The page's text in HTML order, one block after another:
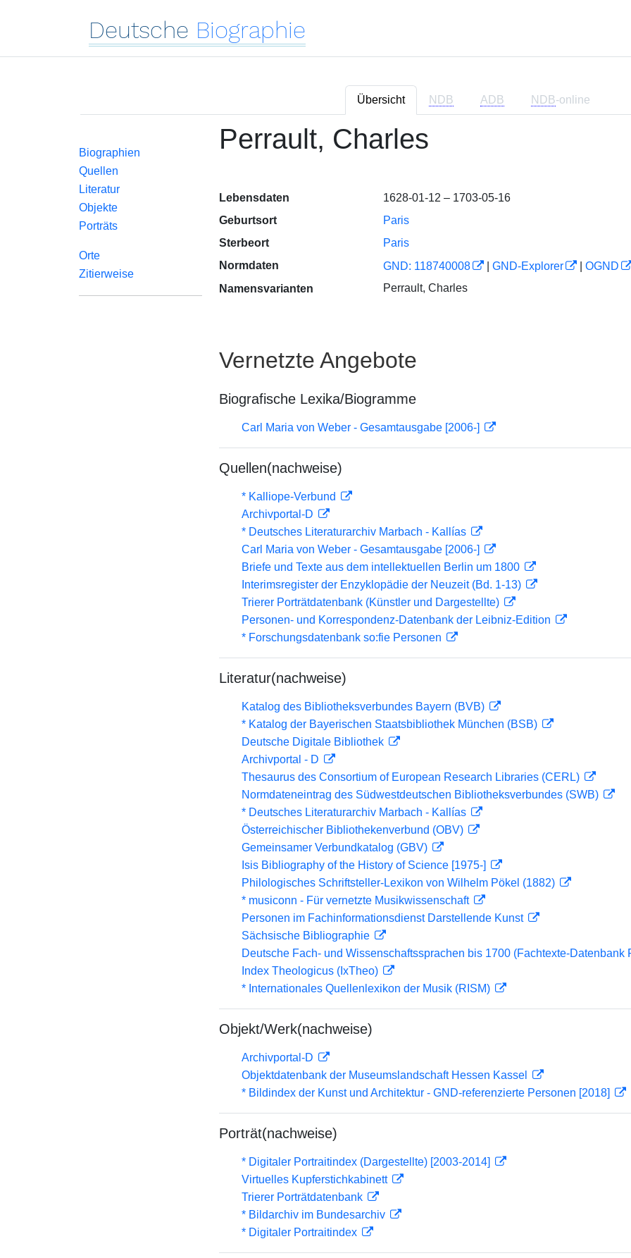
Deutsche Biographie
Übersicht NDB ADB NDB-online
Biographien
Quellen
Literatur
Objekte
Porträts
Orte
Zitierweise
Perrault, Charles
Lebensdaten
1628-01-12 – 1703-05-16
Geburtsort
Paris
Sterbeort
Paris
Normdaten
GND: 118740008 GND-Explorer OGND
Namensvarianten
Perrault, Charles
Vernetzte Angebote
Biografische Lexika/Biogramme
Carl Maria von Weber - Gesamtausgabe [2006-]
Quellen(nachweise)
* Kalliope-Verbund
Archivportal-D
* Deutsches Literaturarchiv Marbach - Kallías
Carl Maria von Weber - Gesamtausgabe [2006-]
Briefe und Texte aus dem intellektuellen Berlin um 1800
Interimsregister der Enzyklopädie der Neuzeit (Bd. 1-13)
Trierer Porträtdatenbank (Künstler und Dargestellte)
Personen- und Korrespondenz-Datenbank der Leibniz-Edition
* Forschungsdatenbank so:fie Personen
Literatur(nachweise)
Katalog des Bibliotheksverbundes Bayern (BVB)
* Katalog der Bayerischen Staatsbibliothek München (BSB)
Deutsche Digitale Bibliothek
Archivportal - D
Thesaurus des Consortium of European Research Libraries (CERL)
Normdateneintrag des Südwestdeutschen Bibliotheksverbundes (SWB)
* Deutsches Literaturarchiv Marbach - Kallías
Österreichischer Bibliothekenverbund (OBV)
Gemeinsamer Verbundkatalog (GBV)
Isis Bibliography of the History of Science [1975-]
Philologisches Schriftsteller-Lexikon von Wilhelm Pökel (1882)
* musiconn - Für vernetzte Musikwissenschaft
Personen im Fachinformationsdienst Darstellende Kunst
Sächsische Bibliographie
Deutsche Fach- und Wissenschaftssprachen bis 1700 (Fachtexte-Datenbank
Index Theologicus (IxTheo)
* Internationales Quellenlexikon der Musik (RISM)
Objekt/Werk(nachweise)
Archivportal-D
Objektdatenbank der Museumslandschaft Hessen Kassel
* Bildindex der Kunst und Architektur - GND-referenzierte Personen [2018]
Porträt(nachweise)
* Digitaler Portraitindex (Dargestellte) [2003-2014]
Virtuelles Kupferstichkabinett
Trierer Porträtdatenbank
* Bildarchiv im Bundesarchiv
* Digitaler Portraitindex